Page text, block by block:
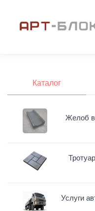
Каталог
Желоб
Услуги